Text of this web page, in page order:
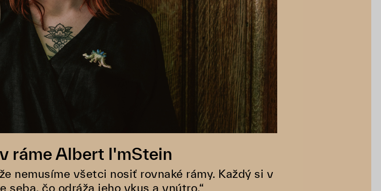
ráme Albert I'mStein
nemusíme všetci nosiť rovnaké rámy. Každý si v
seba, čo odráža jeho vkus a vnútro.“